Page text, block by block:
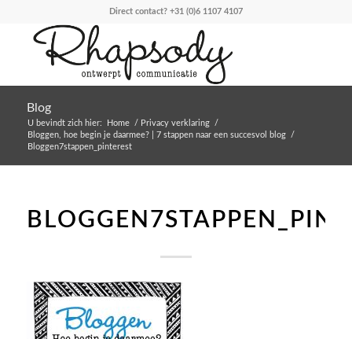
Direct contact? +31 (0)6 1107 4107
Blog
U bevindt zich hier: Home / Privacy verklaring
/
Bloggen, hoe begin je daarmee? | 7 stappen naar een succesvol blog
/
Bloggen7stappen_pinterest